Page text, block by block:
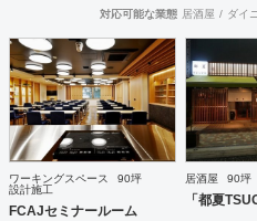
環境対策をテーマにした
用した人や環境に負荷の
設計・施工することが可
や室内環境や健康を重視
問題に対応する新しい時
す。私たちは「耐久」「
を仕上げ材に付加させ、
したいと考えています。
対応可能な業態 居酒屋 ダイ
ワーキングスペース
90坪
設計施工
FCAJセミナールーム
居酒屋 90坪
「都夏